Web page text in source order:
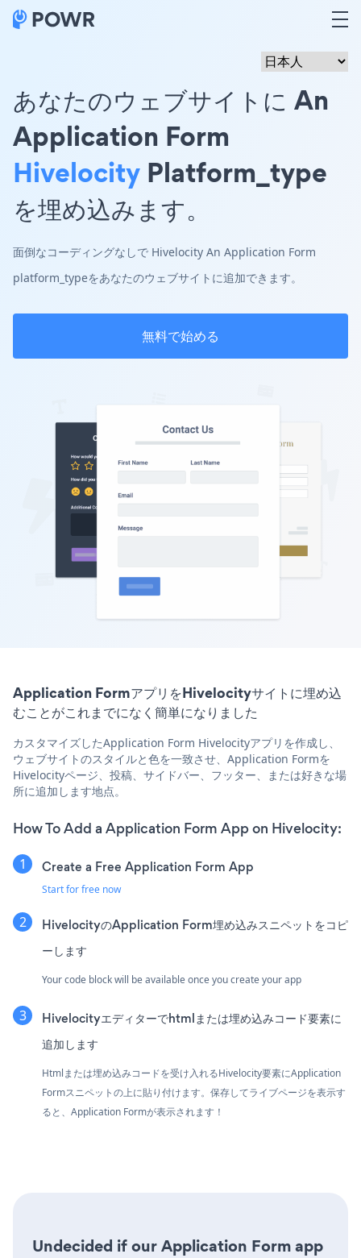
あなたのウェブサイトに An
Application Form
Hivelocity Platform_type
を埋め込みます。
面倒なコーディングなしで Hivelocity An Application Form
platform_typeをあなたのウェブサイトに追加できます。
無料で始める
Application FormアプリをHivelocityサイトに埋め込
むことがこれまでになく簡単になりました
カスタマイズしたApplication Form Hivelocityアプリを作成し、
ウェブサイトのスタイルと色を一致させ、Application Formを
Hivelocityページ、投稿、サイドバー、フッター、または好きな場
所に追加します地点。
How To Add a Application Form App on Hivelocity:
Create a Free Application Form App
Start for free now
HivelocityのApplication Form埋め込みスニペットをコピ
ーします
Your code block will be available once you create your app
Hivelocityエディターでhtmlまたは埋め込みコード要素に
追加します
Htmlまたは埋め込みコードを受け入れるHivelocity要素にApplication
Formスニペットの上に貼り付けます。保存してライブページを表示す
ると、Application Formが表示されます！
Undecided if our Application Form app